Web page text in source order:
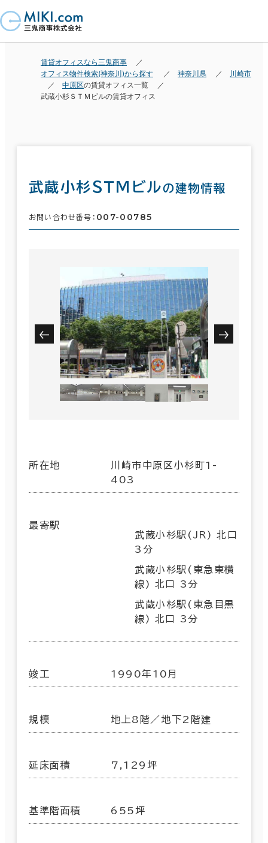
賃貸オフィスなら三鬼商事
オフィス物件検索(神奈川)から探す
神奈川県
川崎市
中原区の賃貸オフィス一覧
武蔵小杉ＳＴＭビルの賃貸オフィス
武蔵小杉ＳＴＭビルの建物情報
お問い合わせ番号： 007-00785
所在地
川崎市中原区小杉町1-
403
最寄駅
武蔵小杉駅(JR) 北口
3分
武蔵小杉駅(東急東横
線) 北口 3分
武蔵小杉駅(東急目黒
線) 北口 3分
竣工 1990年10月
規模 地上8階／地下2階建
延床面積 7,129坪
基準階面積 655坪